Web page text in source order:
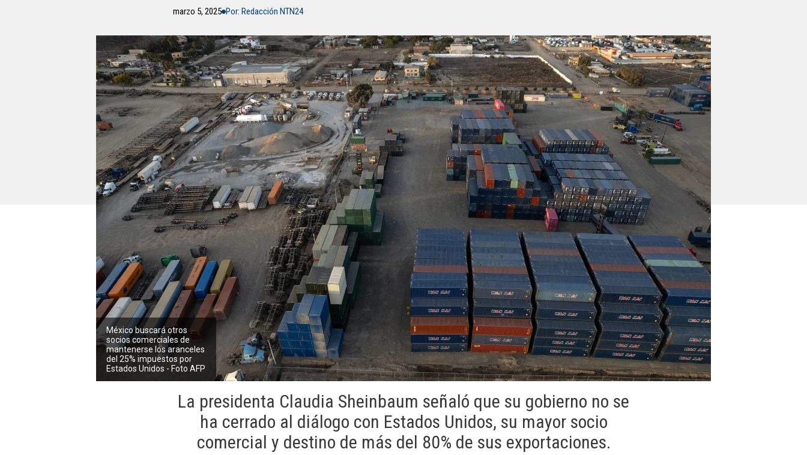
marzo 5, 2025 Por: Redacción NTN24
México buscará otros
socios comerciales de
mantenerse los aranceles
del 25% impuestos por
Estados Unidos - Foto AFP
La presidenta Claudia Sheinbaum señaló que su gobierno no se
ha cerrado al diálogo con Estados Unidos, su mayor socio
comercial y destino de más del 80% de sus exportaciones.